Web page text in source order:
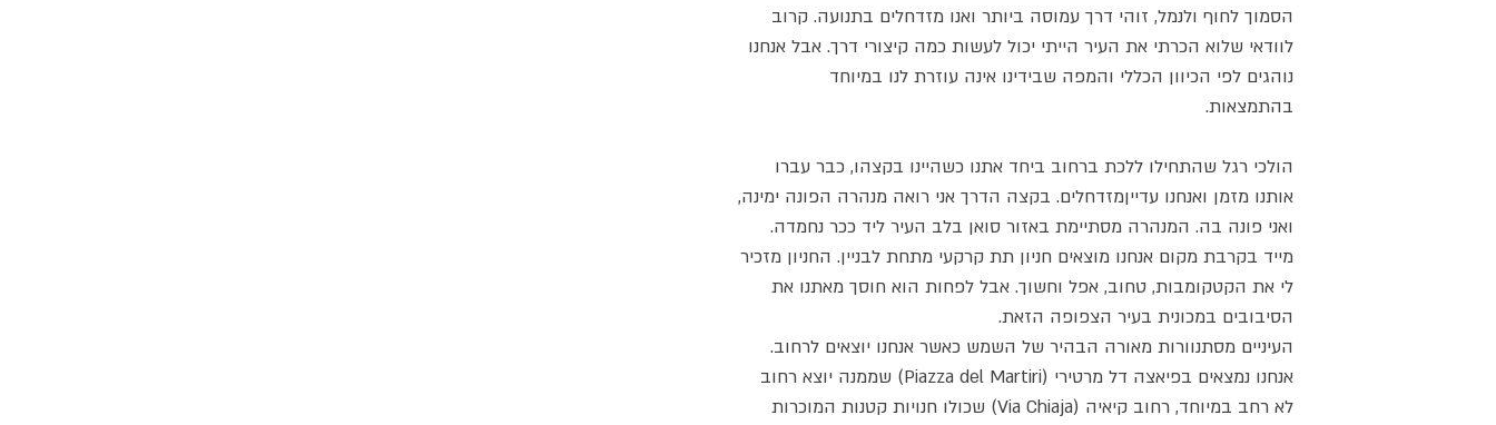
הסמוך לחוף ולנמל, זוהי דרך עמוסה ביותר ואנו מזדחלים בתנועה. קרוב
לוודאי שלוא הכרתי את העיר הייתי יכול לעשות כמה קיצורי דרך. אבל אנחנו
נוהגים לפי הכיוון הכללי והמפה שבידינו אינה עוזרת לנו במיוחד
בהתמצאות.
הולכי רגל שהתחילו ללכת ברחוב ביחד אתנו כשהיינו בקצהו, כבר עברו
אותנו מזמן ואנחנו עדייןמזדחלים. בקצה הדרך אני רואה מנהרה הפונה ימינה,
ואני פונה בה. המנהרה מסתיימת באזור סואן בלב העיר ליד ככר נחמדה.
מייד בקרבת מקום אנחנו מוצאים חניון תת קרקעי מתחת לבניין. החניון מזכיר
לי את הקטקומבות, טחוב, אפל וחשוך. אבל לפחות הוא חוסך מאתנו את
הסיבובים במכונית בעיר הצפופה הזאת.
העיניים מסתנוורות מאורה הבהיר של השמש כאשר אנחנו יוצאים לרחוב.
אנחנו נמצאים בפיאצה דל מרטירי (Piazza del Martiri) שממנה יוצא רחוב
לא רחב במיוחד, רחוב קיאיה (Via Chiaja) שכולו חנויות קטנות המוכרות